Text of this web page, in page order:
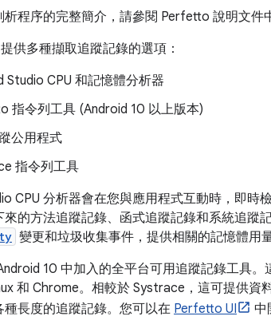
析程序的完整簡介，請參閱 Perfetto 說明文件
供多種擷取追蹤記錄的選項：
Studio CPU 和記憶體分析器
指令列工具 (Android 10 以上版本)
公用程式
指令列工具
CPU 分析器會在您與應用程式互動時，即時
來的方法追蹤記錄、函式追蹤記錄和系統追蹤
變更和垃圾收集事件，提供相關的記憶體用量
10 中加入的全平台可用追蹤記錄工具
和 Chrome。相較於 Systrace，這可提供資
種長度的追蹤記錄。您可以在 Perfetto UI
中